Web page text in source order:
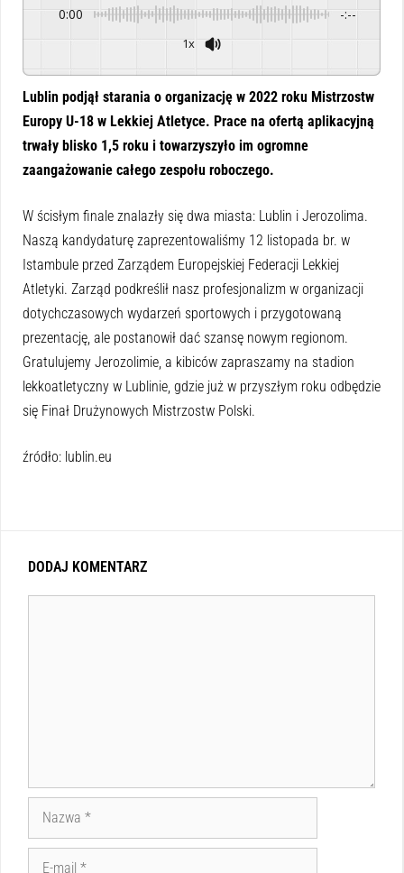
0:00 -:--
1x
Lublin podjął starania o organizację w 2022 roku Mistrzostw
Europy U-18 w Lekkiej Atletyce. Prace na ofertą aplikacyjną
trwały blisko 1,5 roku i towarzyszyło im ogromne
zaangażowanie całego zespołu roboczego.
W ścisłym finale znalazły się dwa miasta: Lublin i Jerozolima.
Naszą kandydaturę zaprezentowaliśmy 12 listopada br. w
Istambule przed Zarządem Europejskiej Federacji Lekkiej
Atletyki. Zarząd podkreślił nasz profesjonalizm w organizacji
dotychczasowych wydarzeń sportowych i przygotowaną
prezentację, ale postanowił dać szansę nowym regionom.
Gratulujemy Jerozolimie, a kibiców zapraszamy na stadion
lekkoatletyczny w Lublinie, gdzie już w przyszłym roku odbędzie
się Finał Drużynowych Mistrzostw Polski.
źródło: lublin.eu
DODAJ KOMENTARZ